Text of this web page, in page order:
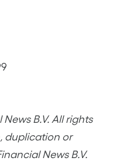
B.V. All rights
duplication or
News B.V.